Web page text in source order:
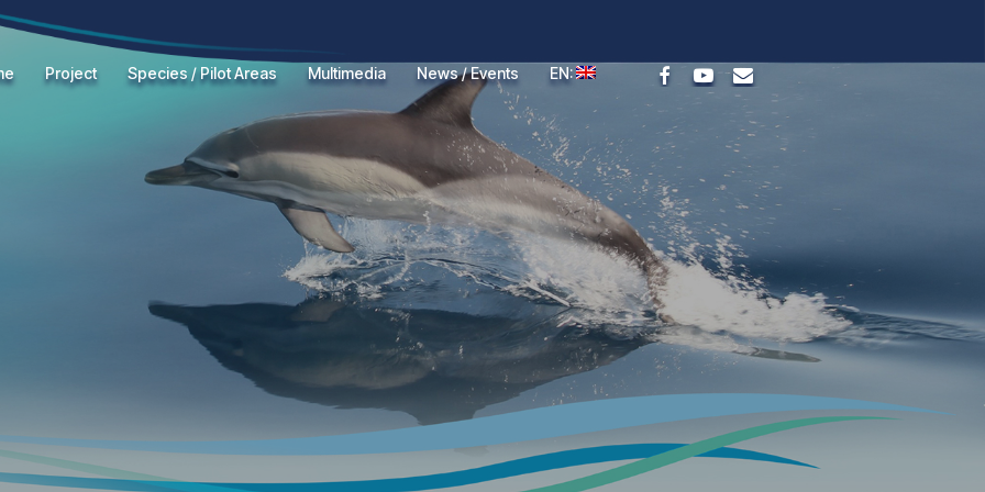
Project Species / Pilot Areas Multimedia News / Events EN: facebookyoutube
email